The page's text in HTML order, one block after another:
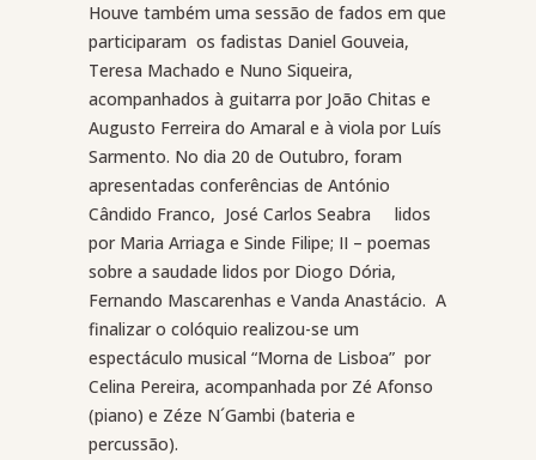
Houve também uma sessão de fados em que
participaram os fadistas Daniel Gouveia,
Teresa Machado e Nuno Siqueira,
acompanhados à guitarra por João Chitas e
Augusto Ferreira do Amaral e à viola por Luís
Sarmento. No dia 20 de Outubro, foram
apresentadas conferências de António
Cândido Franco, José Carlos Seabra
lidos
por Maria Arriaga e Sinde Filipe; II – poemas
sobre a saudade lidos por Diogo Dória,
Fernando Mascarenhas e Vanda Anastácio. A
finalizar o colóquio realizou-se um
espectáculo musical “Morna de Lisboa” por
Celina Pereira, acompanhada por Zé Afonso
(piano) e Zéze N´Gambi (bateria e
percussão).